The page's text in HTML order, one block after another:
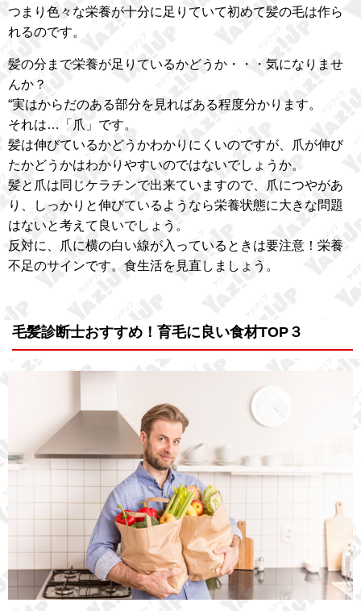
つまり色々な栄養が十分に足りていて初めて髪の毛は作ら
れるのです。
髪の分まで栄養が足りているかどうか・・・気になりませ
んか？
“実はからだのある部分を見ればある程度分かります。
それは…「爪」です。
髪は伸びているかどうかわかりにくいのですが、爪が伸び
たかどうかはわかりやすいのではないでしょうか。
髪と爪は同じケラチンで出来ていますので、爪につやがあ
り、しっかりと伸びているようなら栄養状態に大きな問題
はないと考えて良いでしょう。
反対に、爪に横の白い線が入っているときは要注意！栄養
不足のサインです。食生活を見直しましょう。
毛髪診断士おすすめ！育毛に良い食材TOP３